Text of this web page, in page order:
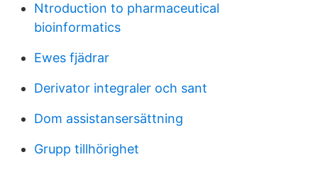
Ntroduction to pharmaceutical
bioinformatics
Ewes fjädrar
Derivator integraler och sant
Dom assistansersättning
Grupp tillhörighet